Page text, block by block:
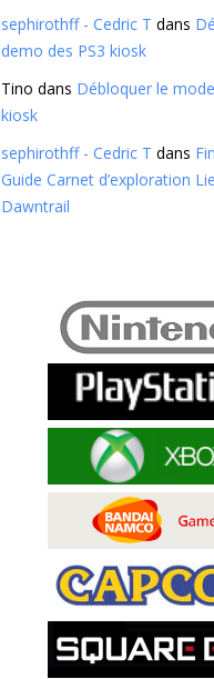
sephirothff - Cedric T dans
demo des PS3 kiosk
Tino dans Débloquer le
kiosk
sephirothff - Cedric T dans
Guide Carnet d’exploration
Dawntrail